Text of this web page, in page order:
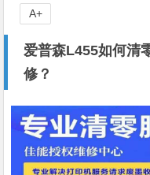
爱普森L455如何清
修？
A+